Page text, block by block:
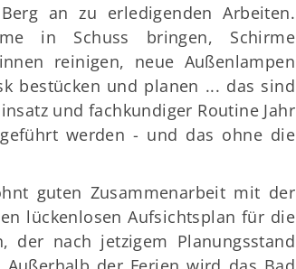
an zu erledigenden Arbeiten.
in Schuss bringen, Schirme
reinigen, neue Außenlampen
bestücken und planen ... das sind
und fachkundiger Routine Jahr
werden - und das ohne die
guten Zusammenarbeit mit der
lückenlosen Aufsichtsplan für die
der nach jetzigem Planungsstand